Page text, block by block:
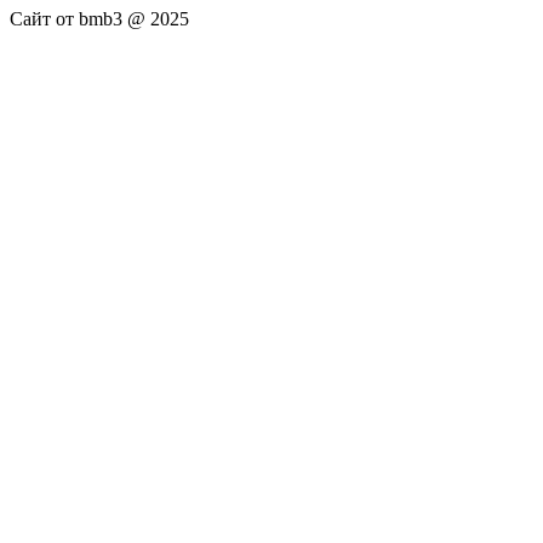
Сайт от bmb3 @ 2025